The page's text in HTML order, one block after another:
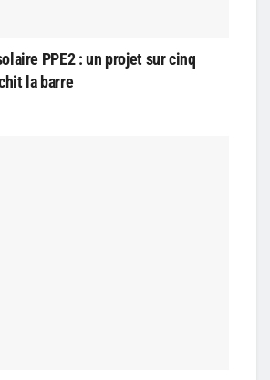
PPE2 : un projet sur cinq
la barre